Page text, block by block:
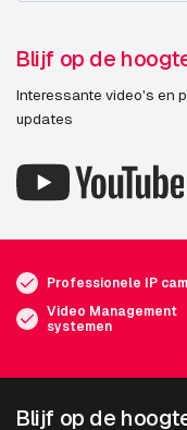
Blijf op de
Interessante video's en
updates
Professionele IP
Video Management
systemen
Blijf op de